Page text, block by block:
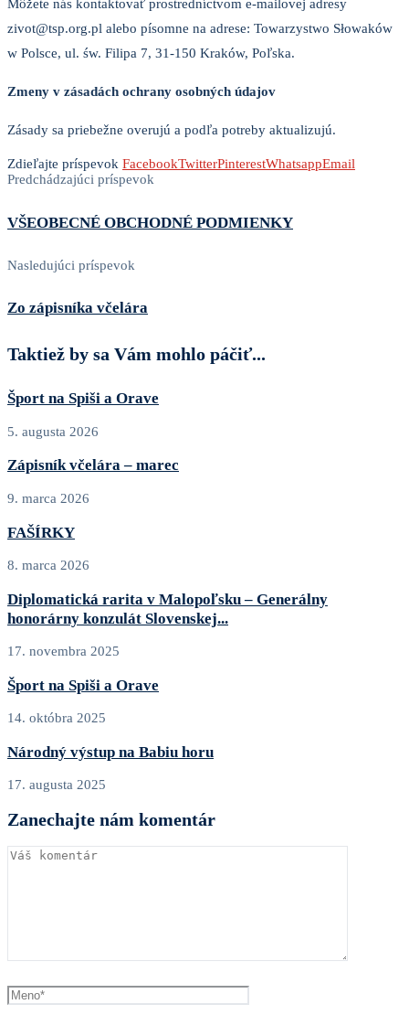
Môžete nás kontaktovať prostredníctvom e-mailovej adresy
zivot@tsp.org.pl alebo písomne ​​na adrese: Towarzystwo Słowaków
w Polsce, ul. św. Filipa 7, 31-150 Kraków, Poľska.
Zmeny v zásadách ochrany osobných údajov
Zásady sa priebežne overujú a podľa potreby aktualizujú.
Zdieľajte príspevok FacebookTwitterPinterestWhatsappEmail
Predchádzajúci príspevok
VŠEOBECNÉ OBCHODNÉ PODMIENKY
Nasledujúci príspevok
Zo zápisníka včelára
Taktiež by sa Vám mohlo páčiť...
Šport na Spiši a Orave
5. augusta 2026
Zápisník včelára – marec
9. marca 2026
FAŠÍRKY
8. marca 2026
Diplomatická rarita v Malopoľsku – Generálny
honorárny konzulát Slovenskej...
17. novembra 2025
Šport na Spiši a Orave
14. októbra 2025
Národný výstup na Babiu horu
17. augusta 2025
Zanechajte nám komentár